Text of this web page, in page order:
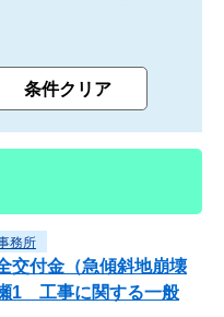
務所
交付金（急傾斜地崩壊
1 工事に関する一般